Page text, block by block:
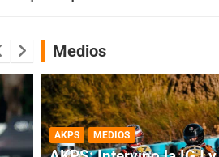
Medios
AKPS MEDIOS